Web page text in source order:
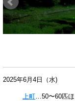
2025年6月4日（水)
上町…50〜60匹ほ